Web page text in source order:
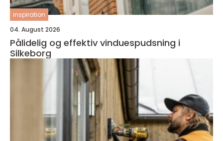
inspiration
04. August 2026
Pålidelig og effektiv vinduespudsning i
Silkeborg